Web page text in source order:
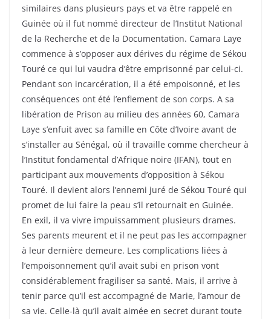
similaires dans plusieurs pays et va être rappelé en
Guinée où il fut nommé directeur de l’Institut National
de la Recherche et de la Documentation. Camara Laye
commence à s’opposer aux dérives du régime de Sékou
Touré ce qui lui vaudra d’être emprisonné par celui-ci.
Pendant son incarcération, il a été empoisonné, et les
conséquences ont été l’enflement de son corps. A sa
libération de Prison au milieu des années 60, Camara
Laye s’enfuit avec sa famille en Côte d’Ivoire avant de
s’installer au Sénégal, où il travaille comme chercheur à
l’Institut fondamental d’Afrique noire (IFAN), tout en
participant aux mouvements d’opposition à Sékou
Touré. Il devient alors l’ennemi juré de Sékou Touré qui
promet de lui faire la peau s’il retournait en Guinée.
En exil, il va vivre impuissamment plusieurs drames.
Ses parents meurent et il ne peut pas les accompagner
à leur dernière demeure. Les complications liées à
l’empoisonnement qu’il avait subi en prison vont
considérablement fragiliser sa santé. Mais, il arrive à
tenir parce qu’il est accompagné de Marie, l’amour de
sa vie. Celle-là qu’il avait aimée en secret durant toute